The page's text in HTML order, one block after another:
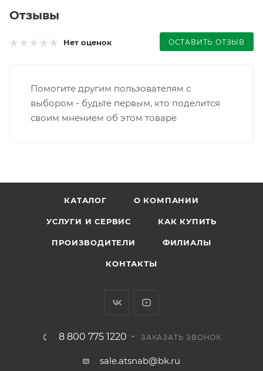
Отзывы
Нет оценок ОСТАВИТЬ ОТЗЫВ
Помогите другим пользователям с
выбором - будьте первым, кто поделится
своим мнением об этом товаре
КАТАЛОГ О КОМПАНИИ
УСЛУГИ И СЕРВИС КАК КУПИТЬ
ПРОИЗВОДИТЕЛИ ФИЛИАЛЫ
КОНТАКТЫ
8 800 775 1220 ЗАКАЗАТЬ ЗВОНОК
sale.atsnab@bk.ru